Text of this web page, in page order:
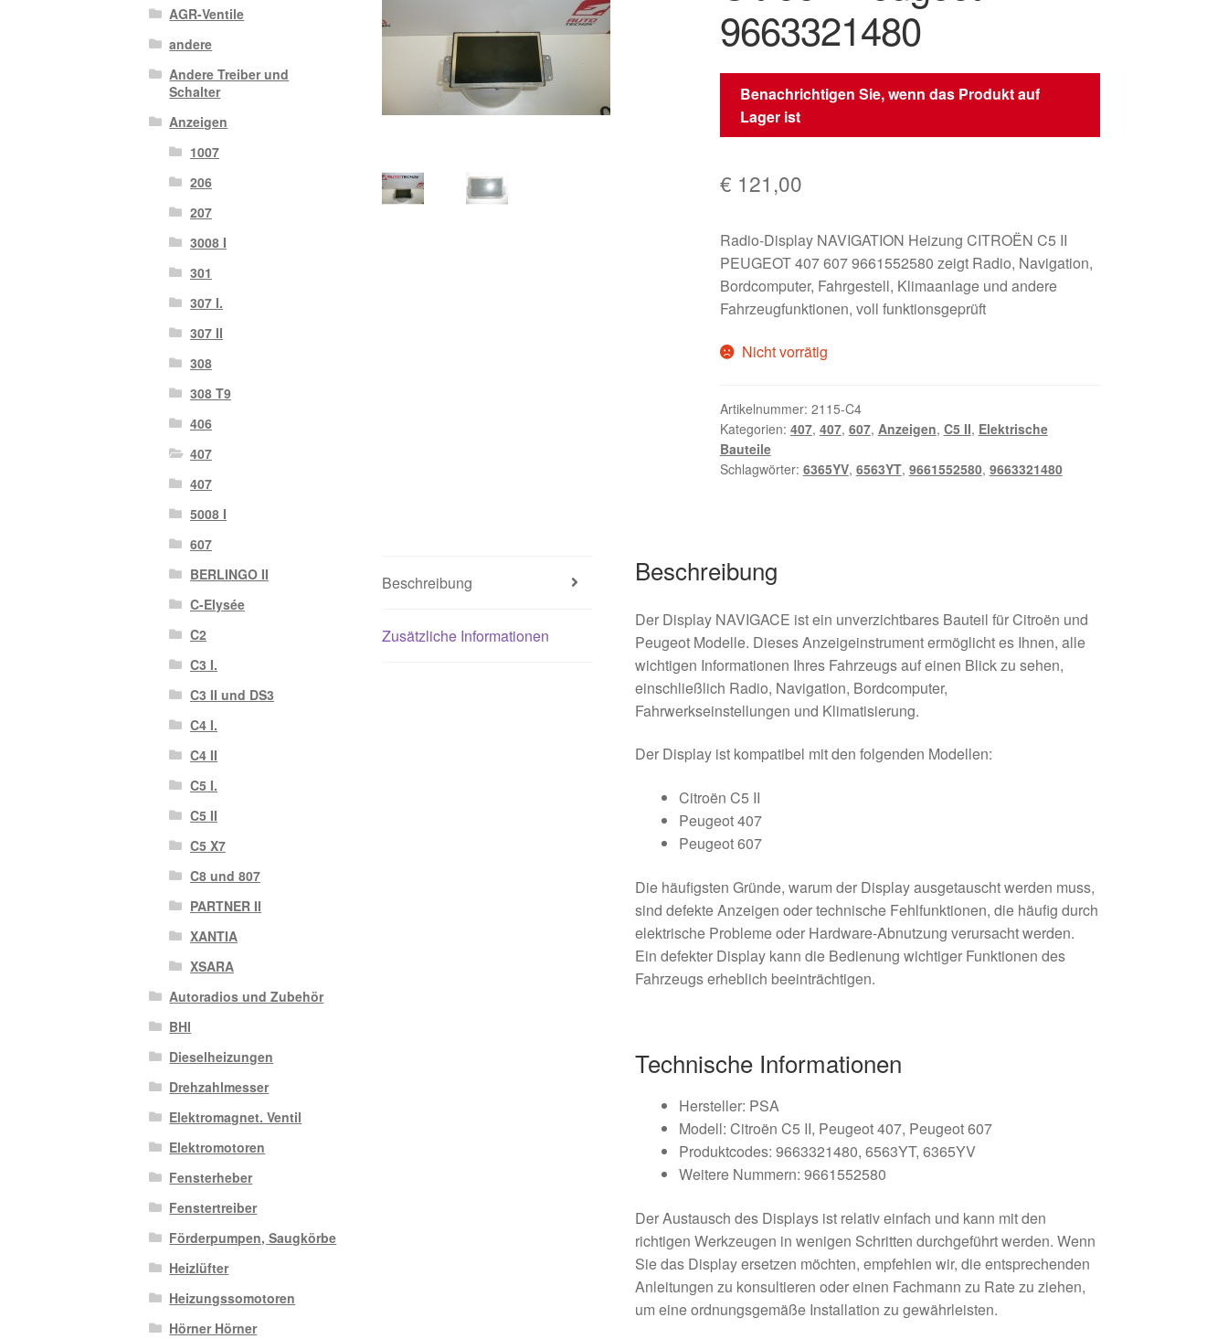
9663321480
Benachrichtigen Sie, wenn das Produkt auf
Lager ist
€ 121,00
Radio-Display NAVIGATION Heizung CITROËN C5 II
PEUGEOT 407 607 9661552580 zeigt Radio, Navigation,
Bordcomputer, Fahrgestell, Klimaanlage und andere
Fahrzeugfunktionen, voll funktionsgeprüft
Nicht vorrätig
Artikelnummer: 2115-C4
Kategorien: 407, 407, 607, Anzeigen, C5 II, Elektrische
Bauteile
Schlagwörter: 6365YV, 6563YT, 9661552580, 9663321480
Beschreibung
Zusätzliche Informationen
Beschreibung
Der Display NAVIGACE ist ein unverzichtbares Bauteil für Citroën und
Peugeot Modelle. Dieses Anzeigeinstrument ermöglicht es Ihnen, alle
wichtigen Informationen Ihres Fahrzeugs auf einen Blick zu sehen,
einschließlich Radio, Navigation, Bordcomputer,
Fahrwerkseinstellungen und Klimatisierung.
Der Display ist kompatibel mit den folgenden Modellen:
Citroën C5 II
Peugeot 407
Peugeot 607
Die häufigsten Gründe, warum der Display ausgetauscht werden muss,
sind defekte Anzeigen oder technische Fehlfunktionen, die häufig durch
elektrische Probleme oder Hardware-Abnutzung verursacht werden.
Ein defekter Display kann die Bedienung wichtiger Funktionen des
Fahrzeugs erheblich beeinträchtigen.
Technische Informationen
Hersteller: PSA
Modell: Citroën C5 II, Peugeot 407, Peugeot 607
Produktcodes: 9663321480, 6563YT, 6365YV
Weitere Nummern: 9661552580
Der Austausch des Displays ist relativ einfach und kann mit den
richtigen Werkzeugen in wenigen Schritten durchgeführt werden. Wenn
Sie das Display ersetzen möchten, empfehlen wir, die entsprechenden
Anleitungen zu konsultieren oder einen Fachmann zu Rate zu ziehen,
um eine ordnungsgemäße Installation zu gewährleisten.
AGR-Ventile
andere
Andere Treiber und
Schalter
Anzeigen
1007
206
207
3008 I
301
307 I.
307 II
308
308 T9
406
407
407
5008 I
607
BERLINGO II
C-Elysée
C2
C3 I.
C3 II und DS3
C4 I.
C4 II
C5 I.
C5 II
C5 X7
C8 und 807
PARTNER II
XANTIA
XSARA
Autoradios und Zubehör
BHI
Dieselheizungen
Drehzahlmesser
Elektromagnet. Ventil
Elektromotoren
Fensterheber
Fenstertreiber
Förderpumpen, Saugkörbe
Heizlüfter
Heizungssomotoren
Hörner Hörner